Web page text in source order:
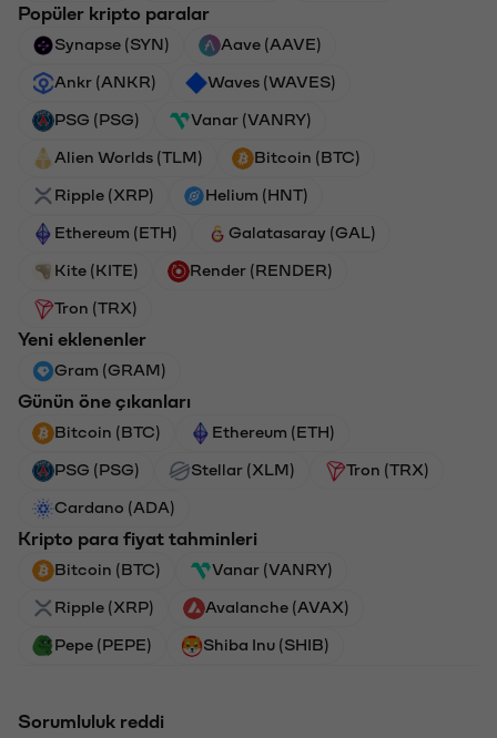
Popüler kripto paralar
Synapse (SYN) Aave (AAVE)
Ankr (ANKR) Waves (WAVES)
PSG (PSG) Vanar (VANRY)
Alien Worlds (TLM) Bitcoin (BTC)
Ripple (XRP) Helium (HNT)
Ethereum (ETH) Galatasaray (GAL)
Kite (KITE) Render (RENDER)
Tron (TRX)
Yeni eklenenler
Gram (GRAM)
Günün öne çıkanları
Bitcoin (BTC) Ethereum (ETH)
PSG (PSG) Stellar (XLM) Tron (TRX)
Cardano (ADA)
Kripto para fiyat tahminleri
Bitcoin (BTC) Vanar (VANRY)
Ripple (XRP) Avalanche (AVAX)
Pepe (PEPE) Shiba Inu (SHIB)
Sorumluluk reddi